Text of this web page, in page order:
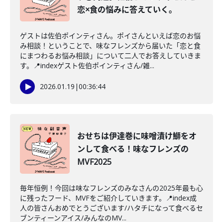
恋×食の悩みに答えていく。
ゲストは佐伯ポインティさん。ポイさんといえば恋のお悩
み相談！ということで、味なフレンズから届いた「恋と食
にまつわるお悩み相談」について二人でお答えしていきま
す。📍indexゲスト佐伯ポインティさん/雑...
2026.01.19 |00:36:44
おせちは伊達巻に味噌漬け鰤をオ
ンして食べる！味なフレンズの
MVF2025
毎年恒例！今回は味なフレンズのみなさんの2025年最も心
に残ったフード、MVFをご紹介していきます。📍index成
人の皆さんおめでとうございます/ハタチになって食べるセ
ブンティーンアイス/みんなのMV...